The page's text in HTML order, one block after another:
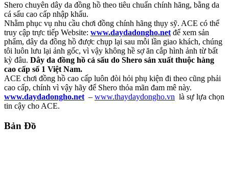
Shero chuyên dây da đồng hồ theo tiêu chuẩn chính hãng, bằng da
cá sấu cao cấp nhập khẩu.
Nhằm phục vụ nhu cầu chơi đồng chính hãng thụy sỹ. ACE có thể
truy cập trực tiếp Website: www.daydadongho.net để xem sản
phẩm, dây da đồng hồ được chụp lại sau mỗi lần giao khách, chúng
tôi luôn lưu lại ảnh gốc, vì vậy không hề sợ ăn cắp hình ảnh từ bất
kỳ đâu. Dây da đồng hồ cá sấu do Shero sản xuất thuộc hàng
cao cấp số 1 Việt Nam.
ACE chơi đồng hồ cao cấp luôn đòi hỏi phụ kiện đi theo cũng phải
cao cấp, chính vì vậy hãy để Shero thỏa mãn đam mê này.
www.daydadongho.net – www.thaydaydongho.vn là sự lựa chọn
tin cậy cho ACE.
Bản Đồ